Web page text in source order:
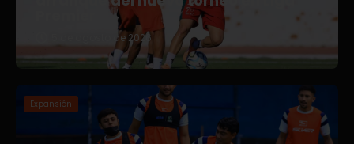
5 de agosto de 2026
Expansión